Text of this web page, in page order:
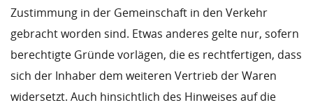
Zustimmung in der Gemeinschaft in den Verkehr
gebracht worden sind. Etwas anderes gelte nur, sofern
berechtigte Gründe vorlägen, die es rechtfertigen, dass
sich der Inhaber dem weiteren Vertrieb der Waren
widersetzt. Auch hinsichtlich des Hinweises auf die